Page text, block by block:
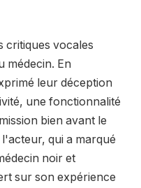
critiques vocales
médecin. En
leur déception
une fonctionnalité
bien avant le
qui a marqué
noir et
sur son expérience